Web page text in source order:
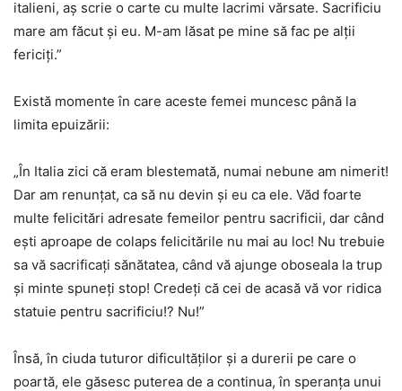
italieni, aș scrie o carte cu multe lacrimi vărsate. Sacrificiu
mare am făcut și eu. M-am lăsat pe mine să fac pe alții
fericiți.”
Există momente în care aceste femei muncesc până la
limita epuizării:
„În Italia zici că eram blestemată, numai nebune am nimerit!
Dar am renunțat, ca să nu devin și eu ca ele. Văd foarte
multe felicitări adresate femeilor pentru sacrificii, dar când
ești aproape de colaps felicitările nu mai au loc! Nu trebuie
sa vă sacrificați sănătatea, când vă ajunge oboseala la trup
și minte spuneți stop! Credeți că cei de acasă vă vor ridica
statuie pentru sacrificiu!? Nu!”
Însă, în ciuda tuturor dificultăților și a durerii pe care o
poartă, ele găsesc puterea de a continua, în speranța unui